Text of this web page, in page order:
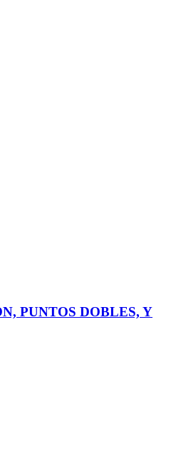
PUNTOS DOBLES, Y